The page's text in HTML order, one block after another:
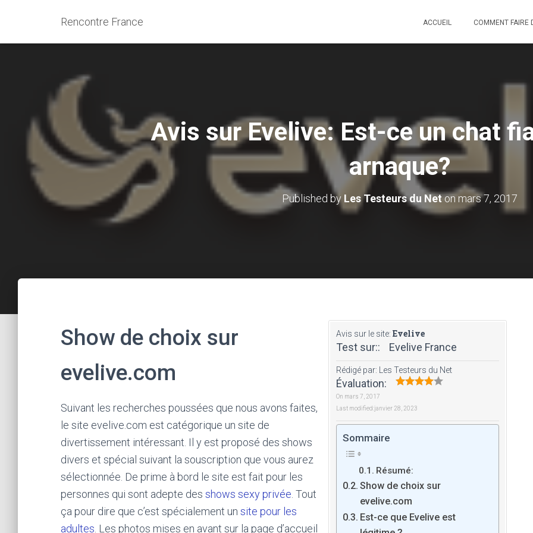
Rencontre France ACCUEIL COMMENT FAIRE
Avis sur Evelive: Est-ce un chat
arnaque?
Published by Les Testeurs du Neton mars 7, 2017
Avis sur le site: Evelive
Test sur:: Evelive France
Rédigé par: Les Testeurs du Net
Évaluation:
On mars 7, 2017
Last modified:janvier 28, 2023
Sommaire
Résumé:
Show de choix sur
evelive.com
Est-ce que Evelive est
Show de choix sur
evelive.com
Suivant les recherches poussées que nous avons faites,
le site evelive.com est catégorique un site de
divertissement intéressant. Il y est proposé des shows
divers et spécial suivant la souscription que vous aurez
sélectionnée. De prime à bord le site est fait pour les
personnes qui sont adepte des shows sexy privée . Tout
ça pour dire que c’est spécialement un site pour les
adultes . Les photos mises en avant sur la page d’accueil